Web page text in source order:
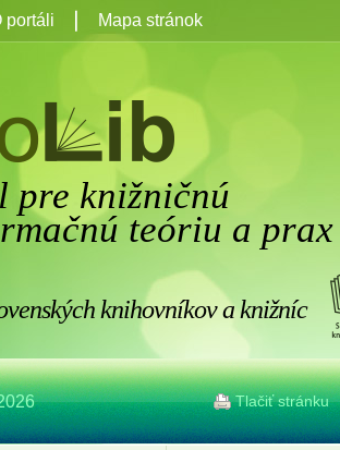
pre knižničnú
teóriu a prax
knihovníkov a knižníc
Tlačiť stránku
portáli Mapa stránok